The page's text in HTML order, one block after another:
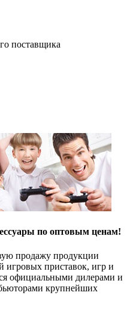
поставщика
по оптовым ценам!
продажу продукции
игровых приставок, игр и
официальными дилерами и
крупнейших